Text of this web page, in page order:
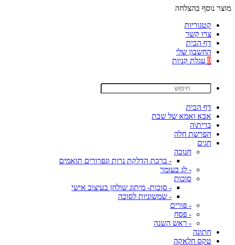
מוצר נוסף בהצלחה
קטגוריות
צרו קשר
דף הבית
החשבון שלי
0 עגלת קניות
דף הבית
אבא ואמא של שבת
ברית\ה
הפרשת חלה
חגים
חנוכה
- ברכת הדלקת נרות וגפרורים תואמים
- לג בעומר
סוכות
- סוכות- מיתוג שולחן בעיצוב אישי
- שמשוניות לסוכה
- פורים
- פסח
- ראש השנה
חתונה
טקס חלאקה